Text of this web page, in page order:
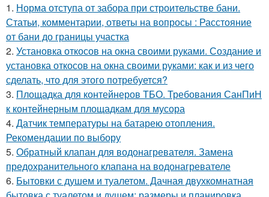
1. Норма отступа от забора при строительстве бани.
Статьи, комментарии, ответы на вопросы : Расстояние
от бани до границы участка
2. Установка откосов на окна своими руками. Создание и
установка откосов на окна своими руками: как и из чего
сделать, что для этого потребуется?
3. Площадка для контейнеров ТБО. Требования СанПиН
к контейнерным площадкам для мусора
4. Датчик температуры на батарею отопления.
Рекомендации по выбору
5. Обратный клапан для водонагревателя. Замена
предохранительного клапана на водонагревателе
6. Бытовки с душем и туалетом. Дачная двухкомнатная